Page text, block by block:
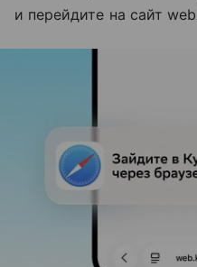
и перейдите на сайт